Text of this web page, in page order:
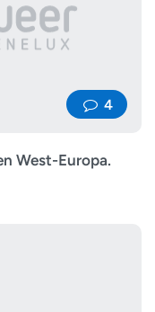
4
West-Europa.